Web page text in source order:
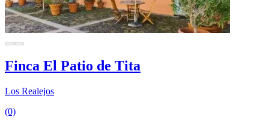
Finca El Patio de Tita
Los Realejos
(0)